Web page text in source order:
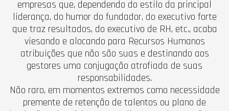
empresas que, dependendo do estilo da principal
liderança, do humor do fundador, do executivo forte
que traz resultados, do executivo de RH, etc., acaba
viesando e alocando para Recursos Humanos
atribuições que não são suas e destinando aos
gestores uma conjugação atrofiada de suas
responsabilidades.
Não raro, em momentos extremos como necessidade
premente de retenção de talentos ou plano de